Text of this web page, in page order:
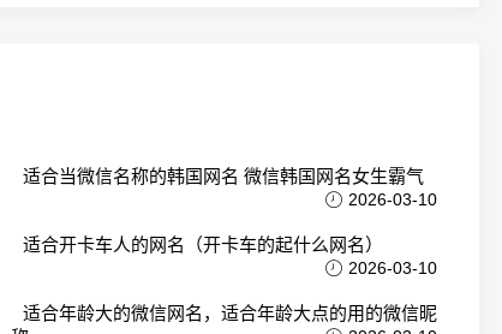
适合当微信名称的韩国网名 微信韩国网名女生霸气
2026-03-10
适合开卡车人的网名（开卡车的起什么网名）
2026-03-10
适合年龄大的微信网名，适合年龄大点的用的微信昵